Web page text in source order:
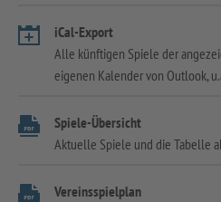
iCal-Export
Alle künftigen Spiele der
eigenen Kalender von Outlook,
Spiele-Übersicht
Aktuelle Spiele und die Tabelle
Vereinsspielplan